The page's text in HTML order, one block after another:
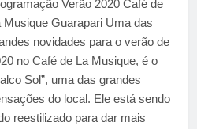
Verão 2020 Café de
Musique Guarapari Uma das
novidades para o verão de
no Café de La Musique, é o
Sol”, uma das grandes
do local. Ele está sendo
reestilizado para dar mais